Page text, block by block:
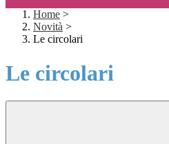
Home >
Novità >
Le circolari
Le circolari